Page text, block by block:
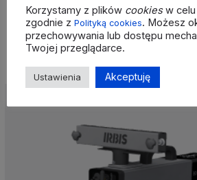
Więcej
Korzystamy z plików cookiesw celu
zgodnie z Polityką cookies. Możesz
przechowywania lub dostępu
Twojej przeglądarce.
Ustawienia Akceptuję